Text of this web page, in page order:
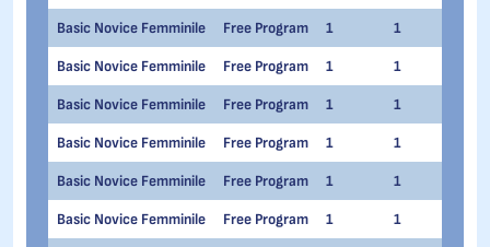
Basic Novice Femminile Free Program 1 1
Basic Novice Femminile Free Program 1 1
Basic Novice Femminile Free Program 1 1
Basic Novice Femminile Free Program 1 1
Basic Novice Femminile Free Program 1 1
Basic Novice Femminile Free Program 1 1